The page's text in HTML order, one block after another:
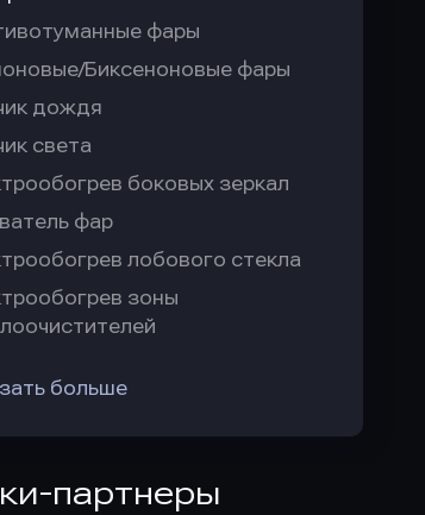
фары
Биксеноновые фары
дождя
света
боковых зеркал
фар
лобового стекла
зоны
больше
партнеры